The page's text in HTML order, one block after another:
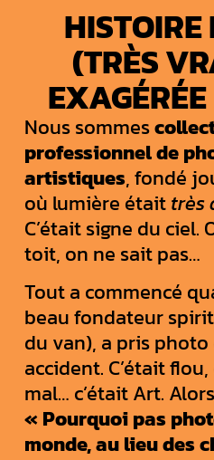
HISTOIRE
(TRÈS
Nous sommes
professionnel de
artistiques, fondé
où lumière étaittrès
C’était signe du ciel.
toit, on ne sait pas…
Tout a commencé
beau fondateur
du van), a pris
accident. C’était
mal… c’était Art.
« Pourquoi pas
monde, au lieu des